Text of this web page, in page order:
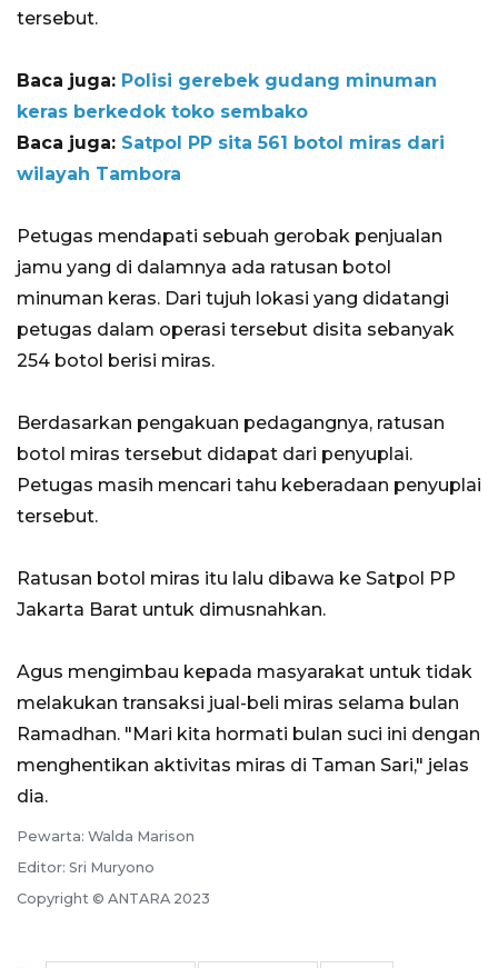
tersebut.
Baca juga: Polisi gerebek gudang minuman
keras berkedok toko sembako
Baca juga: Satpol PP sita 561 botol miras dari
wilayah Tambora
Petugas mendapati sebuah gerobak penjualan
jamu yang di dalamnya ada ratusan botol
minuman keras. Dari tujuh lokasi yang didatangi
petugas dalam operasi tersebut disita sebanyak
254 botol berisi miras.
Berdasarkan pengakuan pedagangnya, ratusan
botol miras tersebut didapat dari penyuplai.
Petugas masih mencari tahu keberadaan penyuplai
tersebut.
Ratusan botol miras itu lalu dibawa ke Satpol PP
Jakarta Barat untuk dimusnahkan.
Agus mengimbau kepada masyarakat untuk tidak
melakukan transaksi jual-beli miras selama bulan
Ramadhan. "Mari kita hormati bulan suci ini dengan
menghentikan aktivitas miras di Taman Sari," jelas
dia.
Pewarta: Walda Marison
Editor: Sri Muryono
Copyright © ANTARA 2023